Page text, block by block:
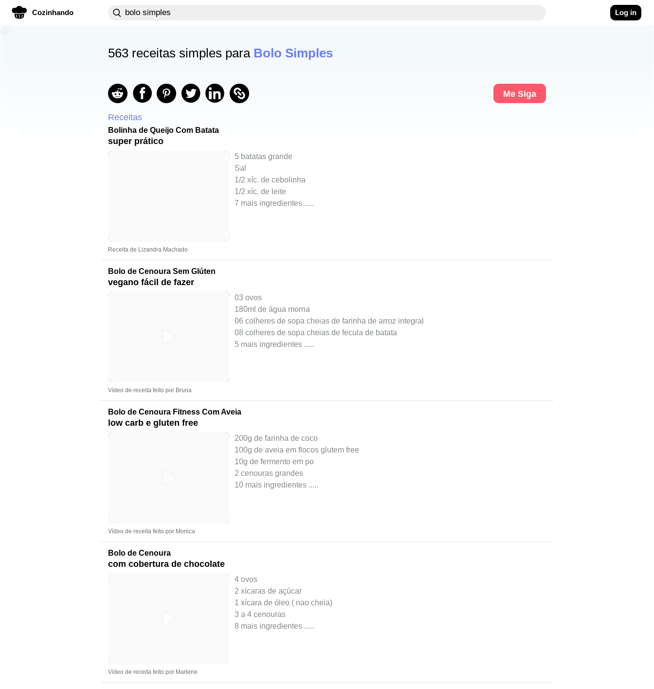
Cozinhando Log in
563 receitas simples para Bolo Simples
Me Siga
Receitas
Bolinha de Queijo Com Batata
super prático
5 batatas grande
Sal
1/2 xíc. de cebolinha
1/2 xíc. de leite
7 mais ingredientes .....
Receita de Lizandra Machado
Bolo de Cenoura Sem Glúten
vegano fácil de fazer
03 ovos
180ml de água morna
06 colheres de sopa cheias de farinha de arroz integral
08 colheres de sopa cheias de fecula de batata
5 mais ingredientes ..
Vídeo de receita feito por Bruna
Bolo de Cenoura Fitness Com Aveia
low carb e gluten free
200g de farinha de coco
100g de aveia em flocos glutem free
10g de fermento em po
2 cenouras grandes
10 mais ingredientes .....
Vídeo de receita feito por Monica
Bolo de Cenoura
com cobertura de chocolate
4 ovos
2 xícaras de açúcar
1 xícara de óleo ( nao cheia)
3 a 4 cenouras
8 mais ingredientes ..
Vídeo de receita feito por Marlene